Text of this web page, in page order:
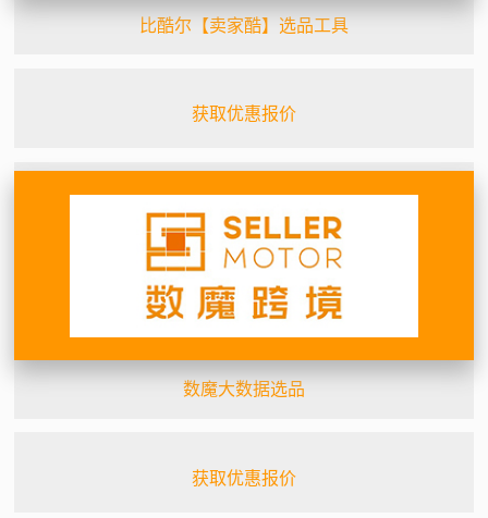
比酷尔【卖家酷】选品工具
获取优惠报价
数魔大数据选品
获取优惠报价